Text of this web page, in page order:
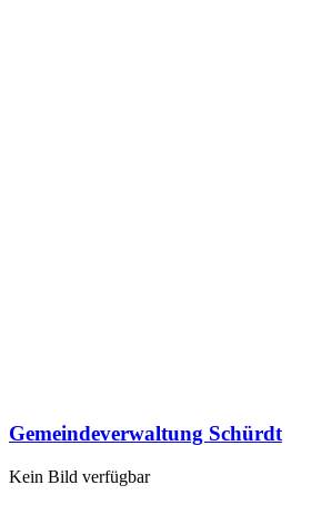
Gemeindeverwaltung Schürdt
Kein Bild verfügbar